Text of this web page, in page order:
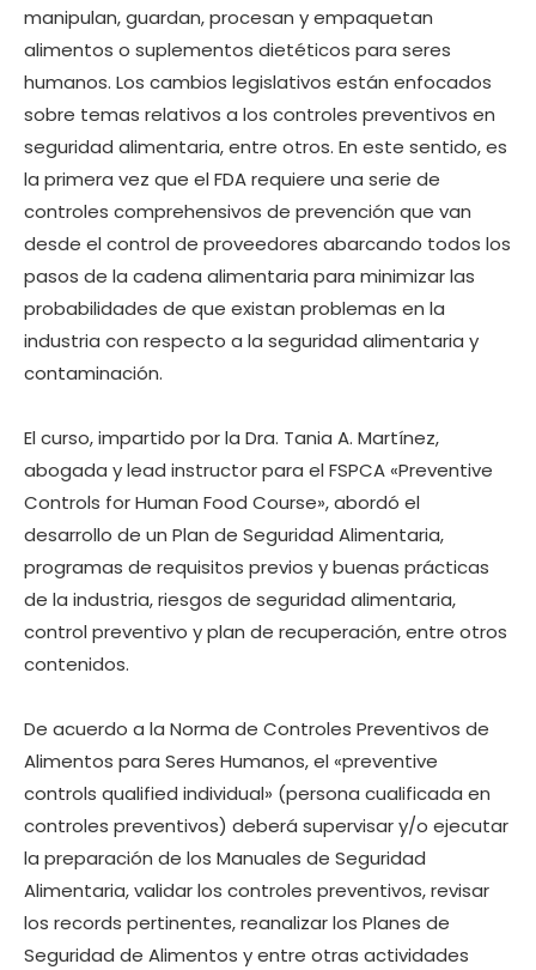
manipulan, guardan, procesan y empaquetan
alimentos o suplementos dietéticos para seres
humanos. Los cambios legislativos están enfocados
sobre temas relativos a los controles preventivos en
seguridad alimentaria, entre otros. En este sentido, es
la primera vez que el FDA requiere una serie de
controles comprehensivos de prevención que van
desde el control de proveedores abarcando todos los
pasos de la cadena alimentaria para minimizar las
probabilidades de que existan problemas en la
industria con respecto a la seguridad alimentaria y
contaminación.
El curso, impartido por la Dra. Tania A. Martínez,
abogada y lead instructor para el FSPCA «Preventive
Controls for Human Food Course», abordó el
desarrollo de un Plan de Seguridad Alimentaria,
programas de requisitos previos y buenas prácticas
de la industria, riesgos de seguridad alimentaria,
control preventivo y plan de recuperación, entre otros
contenidos.
De acuerdo a la Norma de Controles Preventivos de
Alimentos para Seres Humanos, el «preventive
controls qualified individual» (persona cualificada en
controles preventivos) deberá supervisar y/o ejecutar
la preparación de los Manuales de Seguridad
Alimentaria, validar los controles preventivos, revisar
los records pertinentes, reanalizar los Planes de
Seguridad de Alimentos y entre otras actividades